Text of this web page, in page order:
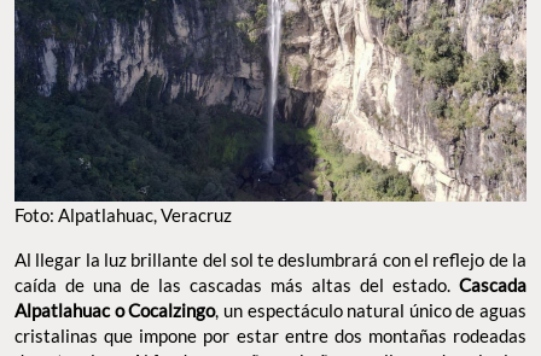
Foto: Alpatlahuac, Veracruz
Al llegar la luz brillante del sol te deslumbrará con el reflejo de la
caída de una de las cascadas más altas del estado. Cascada
Alpatlahuac o Cocalzingo, un espectáculo natural único de aguas
cristalinas que impone por estar entre dos montañas rodeadas